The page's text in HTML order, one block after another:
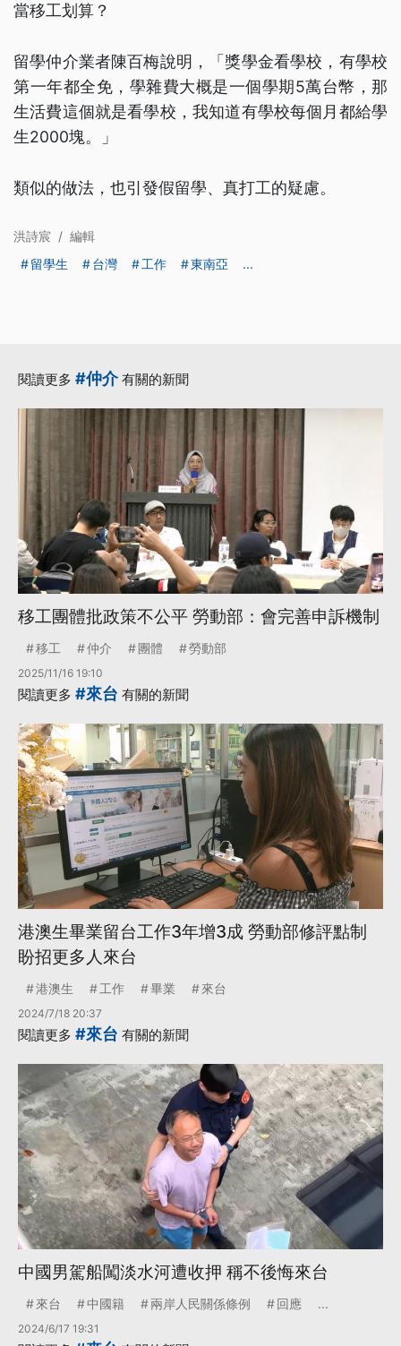
當移工划算？
留學仲介業者陳百梅說明，「獎學金看學校，有學校
第一年都全免，學雜費大概是一個學期5萬台幣，那
生活費這個就是看學校，我知道有學校每個月都給學
生2000塊。」
類似的做法，也引發假留學、真打工的疑慮。
洪詩宸 / 編輯
留學生
台灣 工作 東南亞 ...
閱讀更多 #仲介有關的新聞
移工團體批政策不公平 勞動部：會完善申訴機制
移工 仲介 團體 勞動部
2025/11/16 19:10
閱讀更多 #來台 有關的新聞
港澳生畢業留台工作3年增3成 勞動部修評點制
盼招更多人來台
港澳生 工作 畢業 來台
2024/7/18 20:37
閱讀更多 #來台 有關的新聞
中國男駕船闖淡水河遭收押 稱不後悔來台
來台 中國籍 兩岸人民關係條例 回應 ...
2024/6/17 19:31